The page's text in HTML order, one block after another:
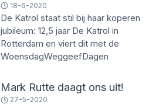
18-6-2020
De Katrol staat stil bij haar koperen
jubileum: 12,5 jaar De Katrol in
Rotterdam en viert dit met de
WoensdagWeggeefDagen
Mark Rutte daagt ons uit!
27-5-2020